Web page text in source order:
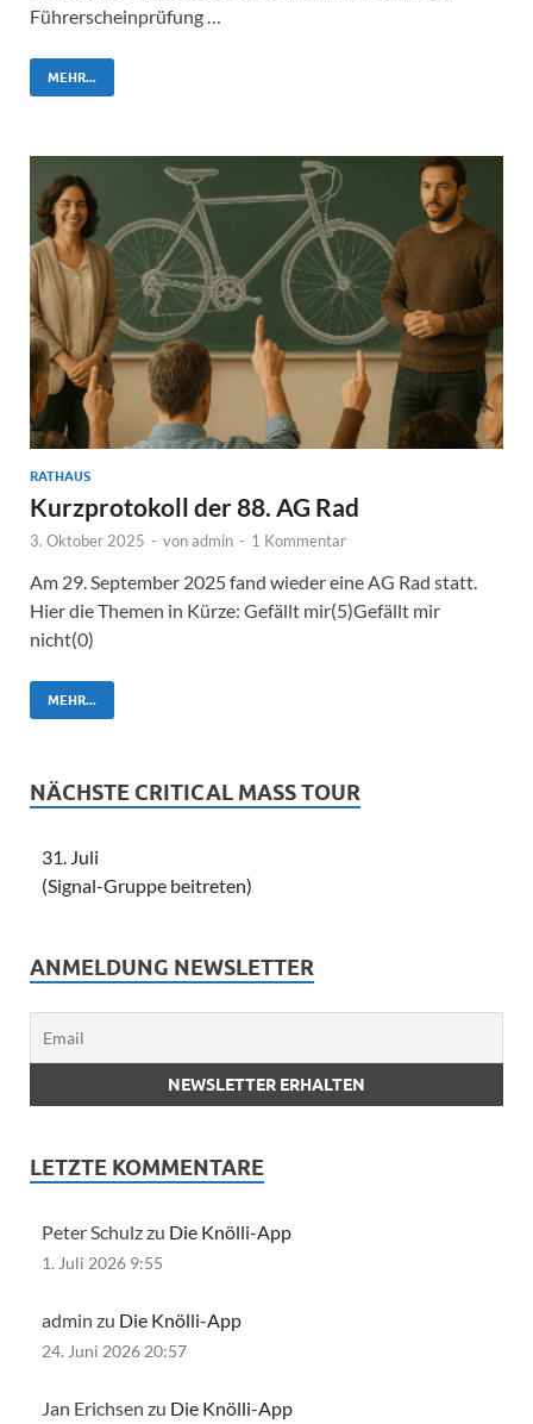
Führerscheinprüfung …
MEHR...
RATHAUS
Kurzprotokoll der 88. AG Rad
3. Oktober 2025 - vonadmin - 1 Kommentar
Am 29. September 2025 fand wieder eine AG Rad statt.
Hier die Themen in Kürze: Gefällt mir(5)Gefällt mir
nicht(0)
MEHR...
NÄCHSTE CRITICAL MASS TOUR
31. Juli
(Signal-Gruppe beitreten)
ANMELDUNG NEWSLETTER
LETZTE KOMMENTARE
Peter Schulz zu Die Knölli-App
1. Juli 2026 9:55
admin zu Die Knölli-App
24. Juni 2026 20:57
Jan Erichsen zu Die Knölli-App